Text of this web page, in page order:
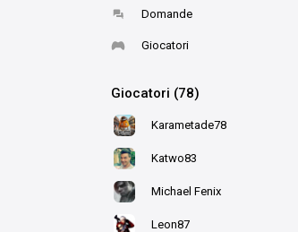
Domande
Giocatori
Giocatori (78)
Karametade78
Katwo83
Michael Fenix
Leon87